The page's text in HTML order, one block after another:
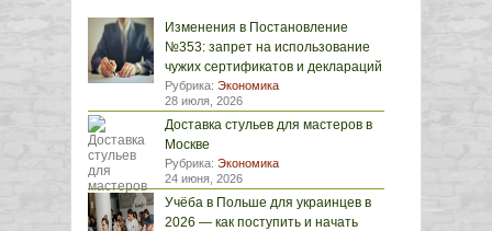
Изменения в Постановление
№353: запрет на использование
чужих сертификатов и деклараций
Рубрика: Экономика
28 июля, 2026
Доставка стульев для мастеров в
Москве
Рубрика: Экономика
24 июня, 2026
Учёба в Польше для украинцев в
2026 — как поступить и начать